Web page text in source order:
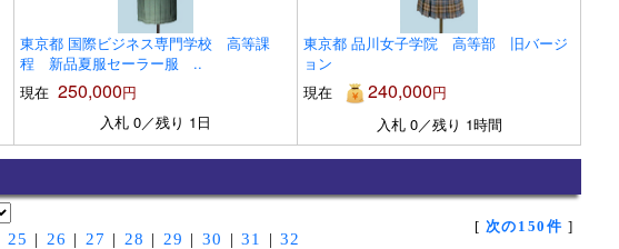
東京都 国際ビジネス専門学校 高等課
程 新品夏服セーラー服 ..
現在 250,000円
入札 0／残り 1日
東京都 品川女子学院 高等部 旧バージ
ョン
現在
240,000円
入札 0／残り 1時間
25 | 26 | 27 | 28 | 29 | 30 | 31 | 32
[ 次の150件 ]